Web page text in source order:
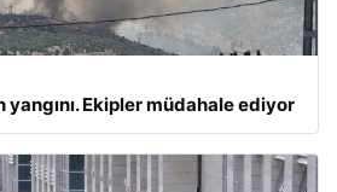
yangını. Ekipler müdahale ediyor